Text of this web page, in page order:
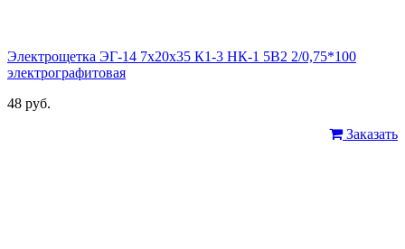
Электрощетка ЭГ-14 7х20х35 К1-3 НК-1 5В2 2/0,75*100
электрографитовая
48 руб.
Заказать